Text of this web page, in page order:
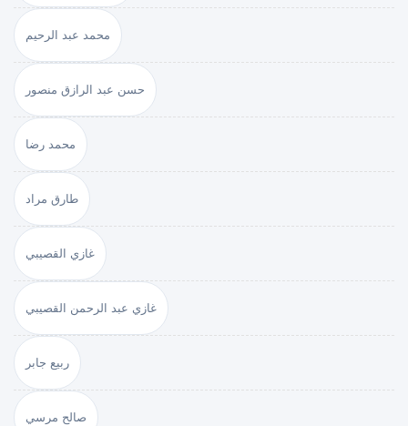
محمد عبد الرحيم
حسن عبد الرازق منصور
محمد رضا
طارق مراد
غازي القصيبي
غازي عبد الرحمن القصيبي
ربيع جابر
صالح مرسي